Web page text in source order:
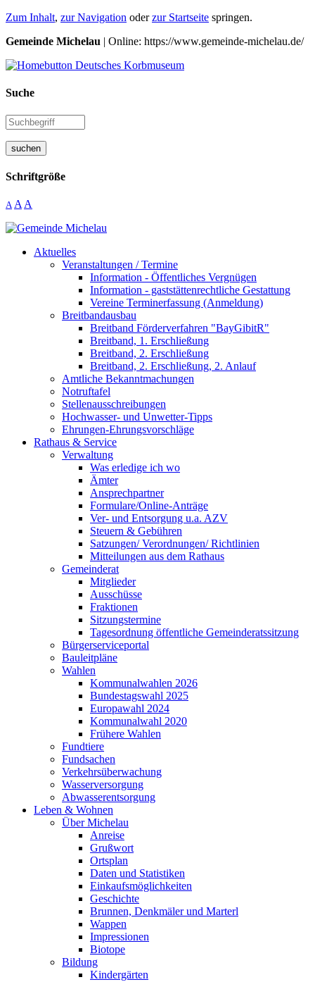
Zum Inhalt, zur Navigation oderzur Startseite springen.
Gemeinde Michelau | Online: https://www.gemeinde-michelau.de/
Suche
suchen
Schriftgröße
A A A
Aktuelles
Veranstaltungen / Termine
Information - Öffentliches Vergnügen
Information - gaststättenrechtliche Gestattung
Vereine Terminerfassung (Anmeldung)
Breitbandausbau
Breitband Förderverfahren "BayGibitR"
Breitband, 1. Erschließung
Breitband, 2. Erschließung
Breitband, 2. Erschließung, 2. Anlauf
Amtliche Bekanntmachungen
Notruftafel
Stellenausschreibungen
Hochwasser- und Unwetter-Tipps
Ehrungen-Ehrungsvorschläge
Rathaus & Service
Verwaltung
Was erledige ich wo
Ämter
Ansprechpartner
Formulare/Online-Anträge
Ver- und Entsorgung u.a. AZV
Steuern & Gebühren
Satzungen/ Verordnungen/ Richtlinien
Mitteilungen aus dem Rathaus
Gemeinderat
Mitglieder
Ausschüsse
Fraktionen
Sitzungstermine
Tagesordnung öffentliche Gemeinderatssitzung
Bürgerserviceportal
Bauleitpläne
Wahlen
Kommunalwahlen 2026
Bundestagswahl 2025
Europawahl 2024
Kommunalwahl 2020
Frühere Wahlen
Fundtiere
Fundsachen
Verkehrsüberwachung
Wasserversorgung
Abwasserentsorgung
Leben & Wohnen
Über Michelau
Anreise
Grußwort
Ortsplan
Daten und Statistiken
Einkaufsmöglichkeiten
Geschichte
Brunnen, Denkmäler und Marterl
Wappen
Impressionen
Biotope
Bildung
Kindergärten